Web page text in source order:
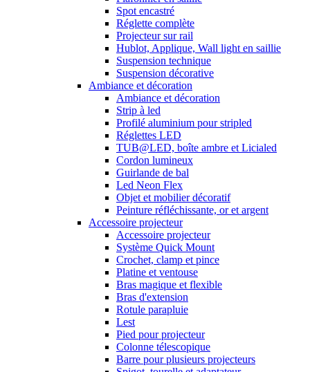
Spot encastré
Réglette complète
Projecteur sur rail
Hublot, Applique, Wall light en saillie
Suspension technique
Suspension décorative
Ambiance et décoration
Ambiance et décoration
Strip à led
Profilé aluminium pour stripled
Réglettes LED
TUB@LED, boîte ambre et Licialed
Cordon lumineux
Guirlande de bal
Led Neon Flex
Objet et mobilier décoratif
Peinture réfléchissante, or et argent
Accessoire projecteur
Accessoire projecteur
Système Quick Mount
Crochet, clamp et pince
Platine et ventouse
Bras magique et flexible
Bras d'extension
Rotule parapluie
Lest
Pied pour projecteur
Colonne télescopique
Barre pour plusieurs projecteurs